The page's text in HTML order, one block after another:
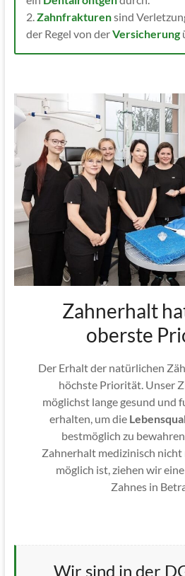
2. Zahnfrakturensind
der Regel von derVersicherung
Zahnerhalt
oberste
Der Erhalt der natürlichen
höchste Priorität. Unser
möglichst lange gesund und
erhalten, um die
bestmöglich zu
Zahnerhalt medizinisch
möglich ist, ziehen wir
Zahnes in
Wir sind in der